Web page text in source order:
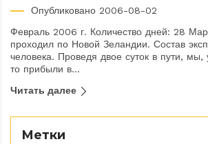
Опубликовано 2006-08-02
Февраль 2006 г. Количество дней: 28
проходил по Новой Зеландии. Состав
человека. Проведя двое суток в пути, мы,
то прибыли в...
Читать далее
Метки